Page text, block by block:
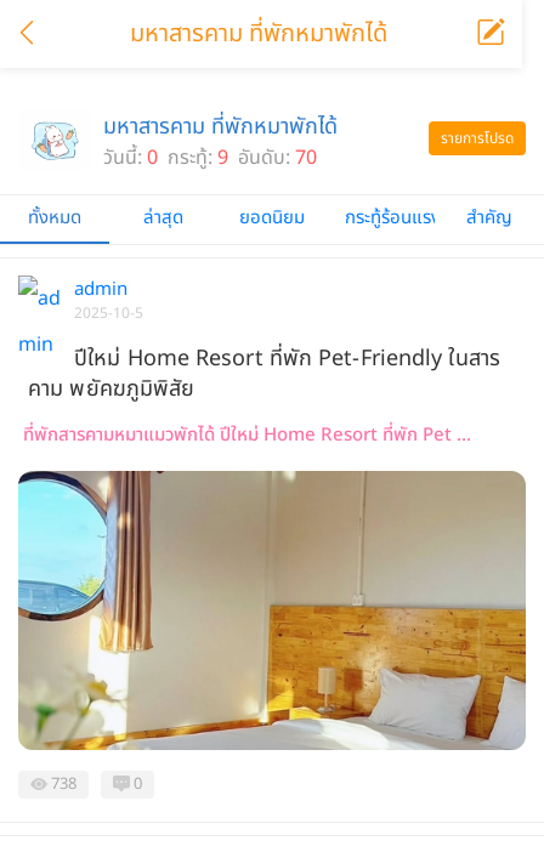
มหาสารคาม ที่พักหมาพักได้
รายการโปรด
มหาสารคาม ที่พักหมาพักได้
วันนี้: 0 กระทู้: 9 อันดับ: 70
ทั้งหมด ล่าสุด ยอดนิยม กระทู้ร้อนแรง สำคัญ
admin
2025-10-5
ปีใหม่ Home Resort ที่พัก Pet-Friendly ในสาร
คาม พยัคฆภูมิพิสัย
ที่พักสารคามหมาแมวพักได้ ปีใหม่ Home Resort ที่พัก Pet ...
738 0